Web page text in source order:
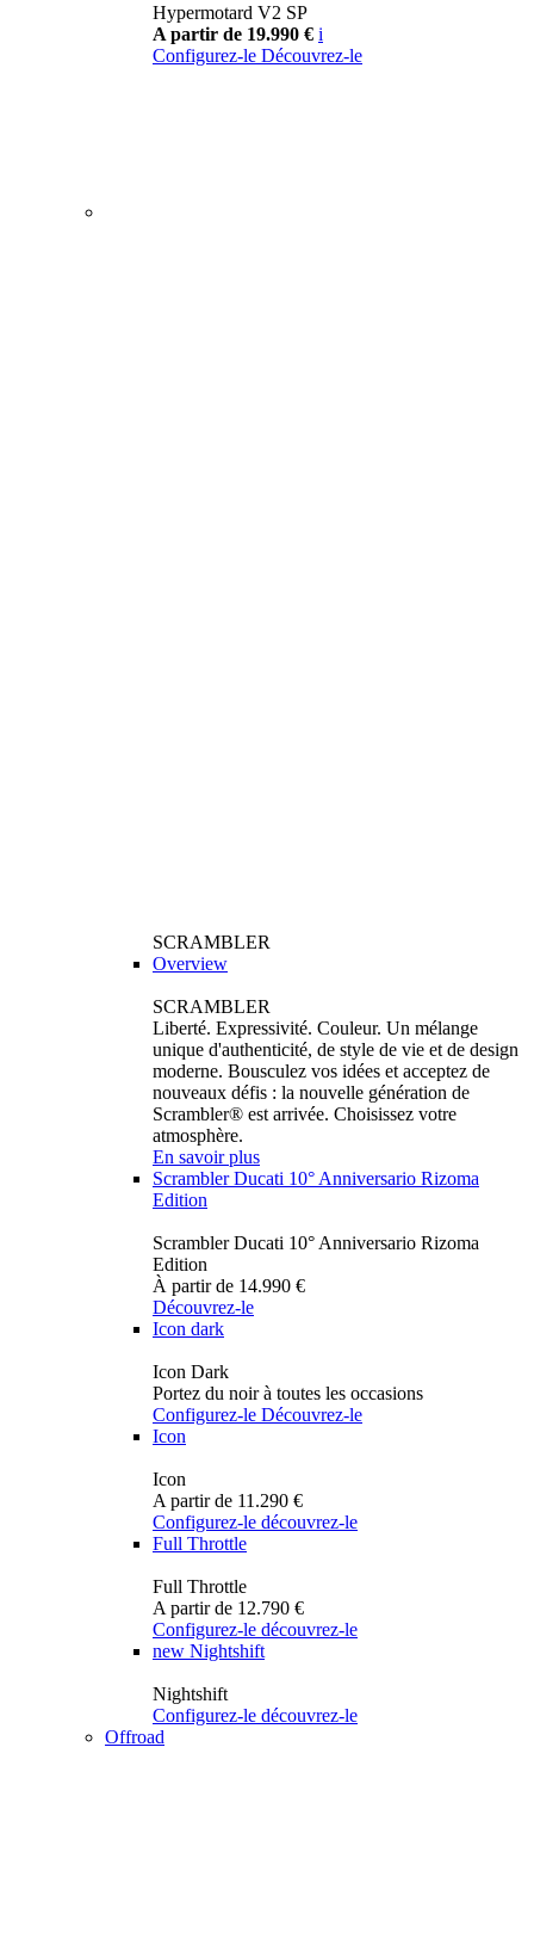
Hypermotard V2 SP
A partir de 19.990 € i
Configurez-le Découvrez-le
SCRAMBLER
Overview
SCRAMBLER
Liberté. Expressivité. Couleur. Un mélange
unique d'authenticité, de style de vie et de design
moderne. Bousculez vos idées et acceptez de
nouveaux défis : la nouvelle génération de
Scrambler® est arrivée. Choisissez votre
atmosphère.
En savoir plus
Scrambler Ducati 10° Anniversario Rizoma
Edition
Scrambler Ducati 10° Anniversario Rizoma
Edition
À partir de 14.990 €
Découvrez-le
Icon dark
Icon Dark
Portez du noir à toutes les occasions
Configurez-le Découvrez-le
Icon
Icon
A partir de 11.290 €
Configurez-le découvrez-le
Full Throttle
Full Throttle
A partir de 12.790 €
Configurez-le découvrez-le
new Nightshift
Nightshift
Configurez-le découvrez-le
Offroad